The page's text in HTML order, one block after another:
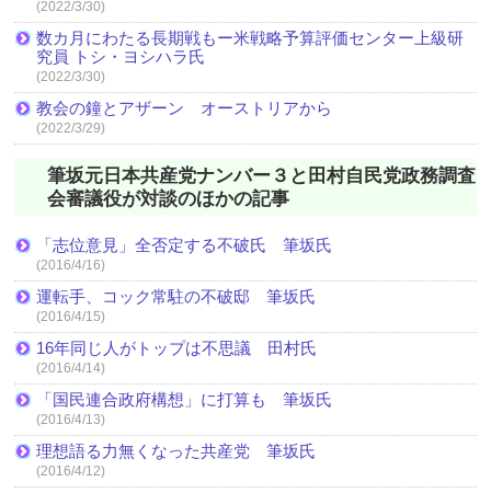
(2022/3/30)
数カ月にわたる長期戦もー米戦略予算評価センター上級研
究員 トシ・ヨシハラ氏
(2022/3/30)
教会の鐘とアザーン オーストリアから
(2022/3/29)
筆坂元日本共産党ナンバー３と田村自民党政務調査
会審議役が対談のほかの記事
「志位意見」全否定する不破氏 筆坂氏
(2016/4/16)
運転手、コック常駐の不破邸 筆坂氏
(2016/4/15)
16年同じ人がトップは不思議 田村氏
(2016/4/14)
「国民連合政府構想」に打算も 筆坂氏
(2016/4/13)
理想語る力無くなった共産党 筆坂氏
(2016/4/12)